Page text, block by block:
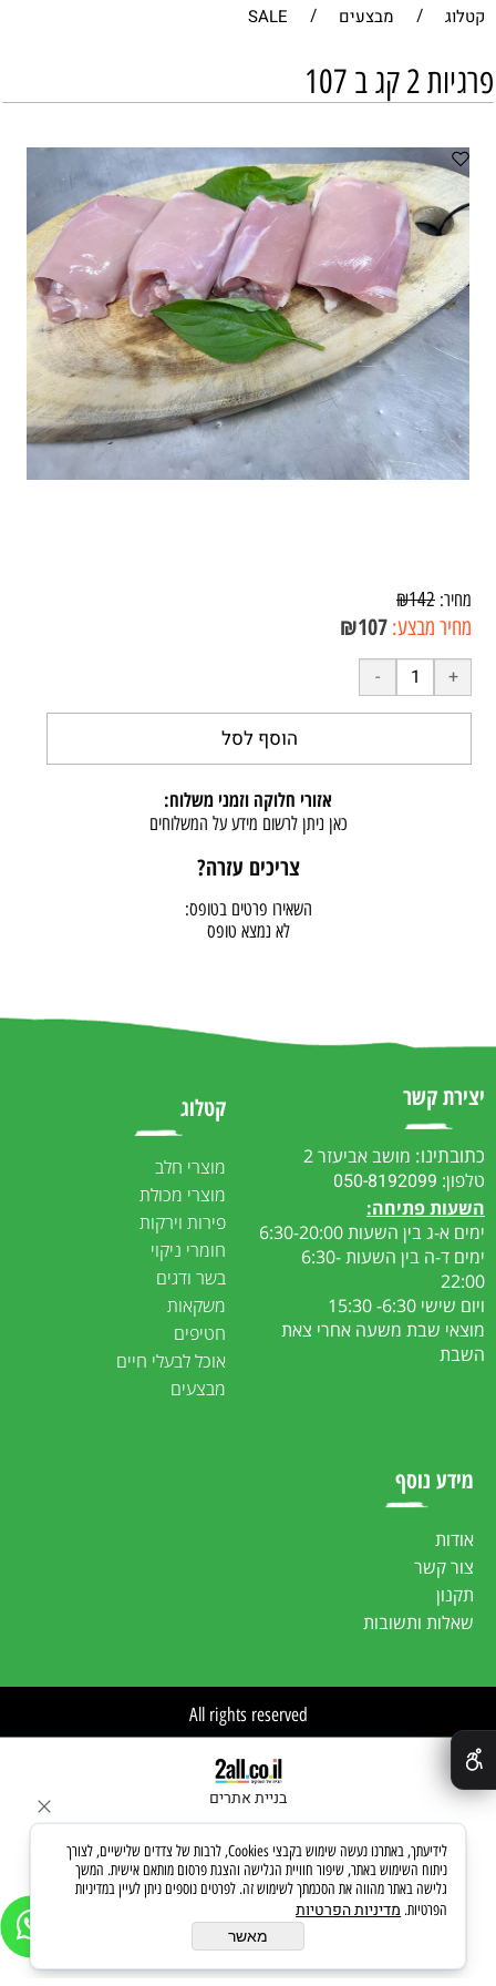
קטלוג / מבצעים /
SALE
פרגיות 2 קג ב 107
מחיר: ₪142
מחיר מבצע: ₪107
הוסף לסל
אזורי חלוקה וזמני משלוח:
כאן ניתן לרשום מידע על המשלוחים
צריכים עזרה?
השאירו פרטים בטופס:
לא נמצא טופס
יצירת קשר
כתובתינו: מושב אביעזר 2
טלפון: 050-8192099
השעות פתיחה:
ימים א-ג בין השעות 6:30-20:00
ימים ד-ה בין השעות 6:30-
22:00
ויום שישי 6:30- 15:30
מוצאי שבת משעה אחרי צאת
השבת
קטלוג
מוצרי חלב
מוצרי מכולת
פירות וירקות
חומרי ניקוי
בשר ודגים
משקאות
חטיפים
אוכל לבעלי חיים
מבצעים
מידע נוסף
אודות
צור קשר
תקנון
שאלות ותשובות
All rights reserved
בניית אתרים
לידיעתך, באתרנו נעשה שימוש בקבצי Cookies, לרבות של צדדים שלישיים, לצורך
ניתוח השימוש באתר, שיפור חוויית הגלישה והצגת פרסום מותאם אישית. המשך
גלישה באתר מהווה את הסכמתך לשימוש זה. לפרטים נוספים ניתן לעיין במדיניות
הפרטיות. מדיניות הפרטיות
מאשר